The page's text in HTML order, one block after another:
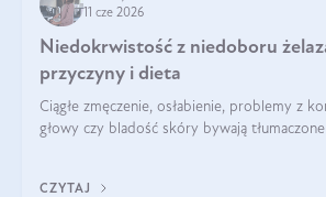
11 cze 2026
Niedokrwistość z niedoboru
przyczyny i dieta
Ciągłe zmęczenie, osłabienie, problemy z
głowy czy bladość skóry bywają
CZYTAJ